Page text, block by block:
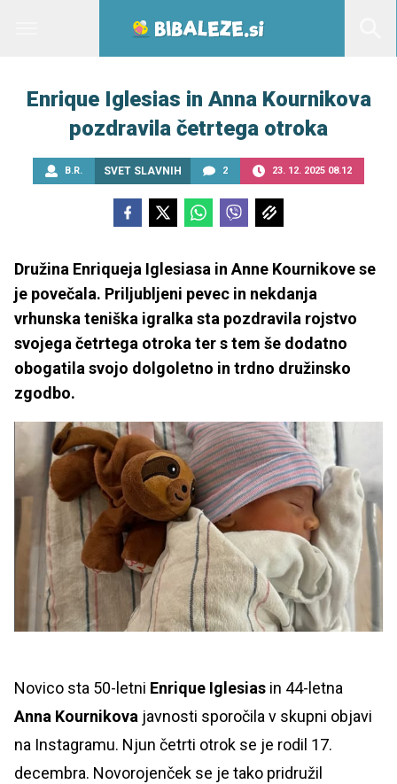
Enrique Iglesias in Anna Kournikova
pozdravila četrtega otroka
B.R. SVET SLAVNIH 2 23. 12. 2025 08.12
Družina Enriqueja Iglesiasa in Anne Kournikove se
je povečala. Priljubljeni pevec in nekdanja
vrhunska teniška igralka sta pozdravila rojstvo
svojega četrtega otroka ter s tem še dodatno
obogatila svojo dolgoletno in trdno družinsko
zgodbo.
Novico sta 50-letni Enrique Iglesias in 44-letna
Anna Kournikova javnosti sporočila v skupni objavi
na Instagramu. Njun četrti otrok se je rodil 17.
decembra. Novorojenček se je tako pridružil